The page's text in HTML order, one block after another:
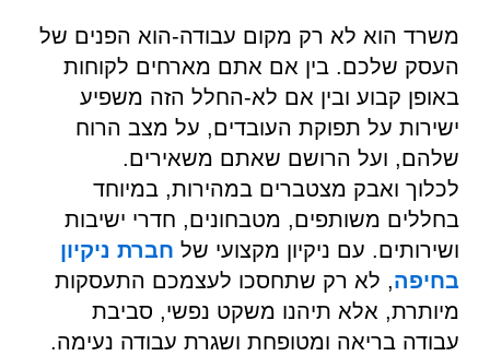
משרד הוא לא רק מקום עבודה-הוא הפנים של
העסק שלכם. בין אם אתם מארחים לקוחות
באופן קבוע ובין אם לא-החלל הזה משפיע
ישירות על תפוקת העובדים, על מצב הרוח
שלהם, ועל הרושם שאתם משאירים.
לכלוך ואבק מצטברים במהירות, במיוחד
בחללים משותפים, מטבחונים, חדרי ישיבות
ושירותים. עם ניקיון מקצועי של חברת ניקיון
בחיפה, לא רק שתחסכו לעצמכם התעסקות
מיותרת, אלא תיהנו משקט נפשי, סביבת
עבודה בריאה ומטופחת ושגרת עבודה נעימה.